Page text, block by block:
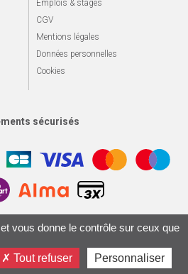
Emplois & stages
CGV
Mentions légales
Données personnelles
Cookies
sécurisés
du vélo Tous droits réservés. Apotekisto,
& Réalisation 161.io
vous donne le contrôle sur ceux que
Tout refuser
Personnaliser